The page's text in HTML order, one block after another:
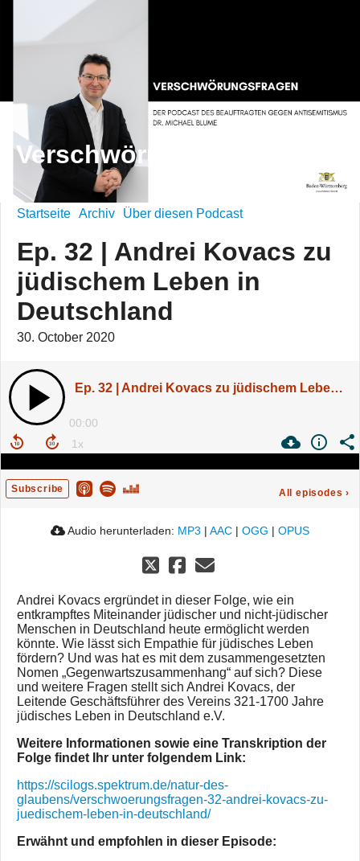
Verschwörungsfragen
Startseite Archiv Über diesen Podcast
Ep. 32 | Andrei Kovacs zu
jüdischem Leben in
Deutschland
30. October 2020
Ep. 32 | Andrei Kovacs zu jüdischem Leben in Deutschland
00:00
Subscribe All episodes ›
Audio herunterladen: MP3 | AAC | OGG | OPUS
Andrei Kovacs ergründet in dieser Folge, wie ein
entkrampftes Miteinander jüdischer und nicht-jüdischer
Menschen in Deutschland heute ermöglicht werden
könnte. Wie lässt sich Empathie für jüdisches Leben
fördern? Und was hat es mit dem zusammengesetzten
Nomen „Gegenwartszusammenhang“ auf sich? Diese
und weitere Fragen stellt sich Andrei Kovacs, der
Leitende Geschäftsführer des Vereins 321-1700 Jahre
jüdisches Leben in Deutschland e.V.
Weitere Informationen sowie eine Transkription der
Folge findet Ihr unter folgendem Link:
https://scilogs.spektrum.de/natur-des-
glaubens/verschwoerungsfragen-32-andrei-kovacs-zu-
juedischem-leben-in-deutschland/
Erwähnt und empfohlen in dieser Episode: